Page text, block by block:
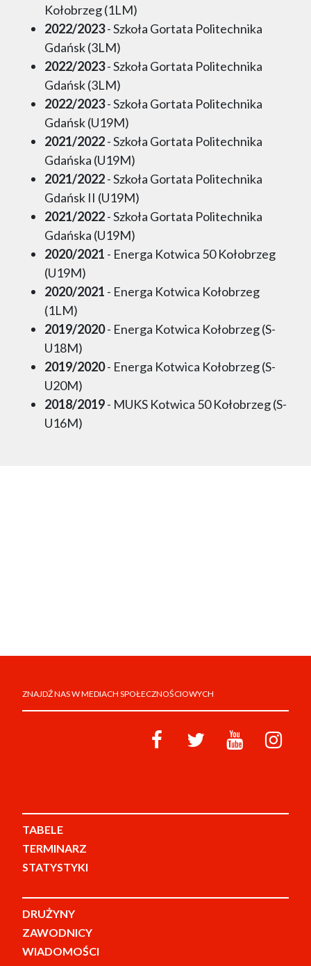
Kołobrzeg (1LM)
2022/2023- Szkoła Gortata Politechnika
Gdańsk (3LM)
2022/2023- Szkoła Gortata Politechnika
Gdańsk (3LM)
2022/2023- Szkoła Gortata Politechnika
Gdańsk (U19M)
2021/2022- Szkoła Gortata Politechnika
Gdańska (U19M)
2021/2022- Szkoła Gortata Politechnika
Gdańsk II (U19M)
2021/2022- Szkoła Gortata Politechnika
Gdańska (U19M)
2020/2021 - Energa Kotwica 50 Kołobrzeg
(U19M)
2020/2021 - Energa Kotwica Kołobrzeg
(1LM)
2019/2020- Energa Kotwica Kołobrzeg (S-
U18M)
2019/2020- Energa Kotwica Kołobrzeg (S-
U20M)
2018/2019- MUKS Kotwica 50 Kołobrzeg (S-
U16M)
ZNAJDŹ NAS W MEDIACH SPOŁECZNOŚCIOWYCH
TABELE
TERMINARZ
STATYSTYKI
DRUŻYNY
ZAWODNICY
WIADOMOŚCI